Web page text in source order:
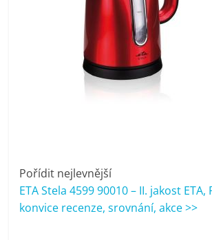
telefony,
kávovary,
bazény
Elektro
OK,
recenze,
Pořídit nejlevnější
ETA Stela 4599 90010 – II. jakost
konvice recenze, srovnání, akce >>